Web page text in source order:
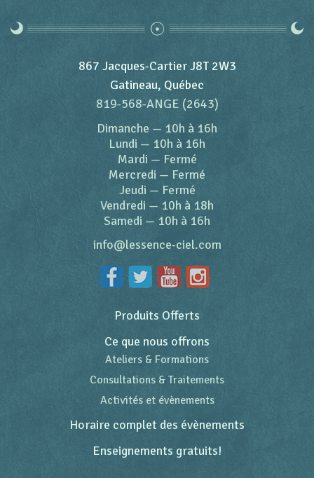
867 Jacques-Cartier J8T 2W3
Gatineau, Québec
819-568-ANGE (2643)
Dimanche — 10h à 16h
Lundi — 10h à 16h
Mardi — Fermé
Mercredi — Fermé
Jeudi — Fermé
Vendredi — 10h à 18h
Samedi — 10h à 16h
info@lessence-ciel.com
Produits Offerts
Ce que nous offrons
Ateliers & Formations
Consultations & Traitements
Activités et évènements
Horaire complet des évènements
Enseignements gratuits!